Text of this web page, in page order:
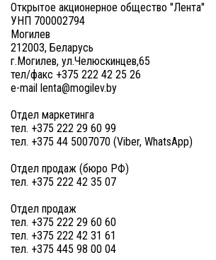
Открытое акционерное общество "Лента"
УНП 700002794
Могилев
212003, Беларусь
г.Могилев, ул.Челюскинцев,65
тел/факс +375 222 42 25 26
e-mail lenta@mogilev.by
Отдел маркетинга
тел. +375 222 29 60 99
тел. +375 44 5007070 (Viber, WhatsApp)
Отдел продаж (бюро РФ)
тел. +375 222 42 35 07
Отдел продаж
тел. +375 222 29 60 60
тел. +375 222 42 31 61
тел. +375 445 98 00 04